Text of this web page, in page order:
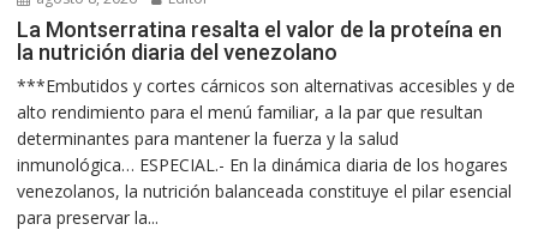
La Montserratina resalta el valor de la proteína en
la nutrición diaria del venezolano
***Embutidos y cortes cárnicos son alternativas accesibles y de
alto rendimiento para el menú familiar, a la par que resultan
determinantes para mantener la fuerza y la salud
inmunológica… ESPECIAL.- En la dinámica diaria de los hogares
venezolanos, la nutrición balanceada constituye el pilar esencial
para preservar la...